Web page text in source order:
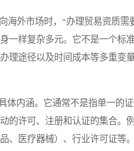
外市场时，“办理贸易资质需
一样复杂多元。它不是一个标
理途径以及时间成本等多重变
内涵。它通常不是指单一的
的许可、注册和认证的集合。
、医疗器械）、行业许可证等